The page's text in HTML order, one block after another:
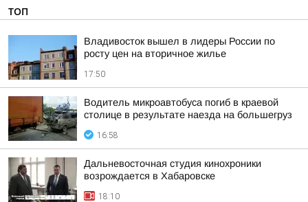
ТОП
Владивосток вышел в лидеры России по
росту цен на вторичное жилье
17:50
Водитель микроавтобуса погиб в краевой
столице в результате наезда на большегруз
16:58
Дальневосточная студия кинохроники
возрождается в Хабаровске
18:10